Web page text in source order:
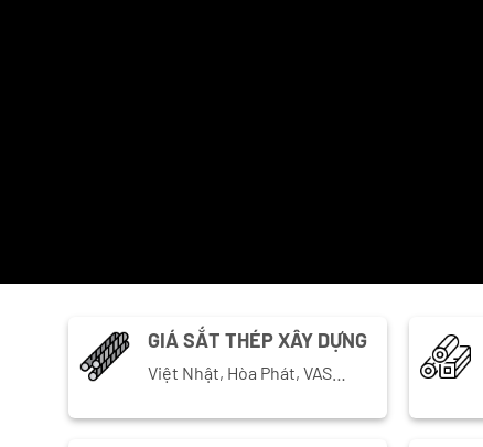
GIÁ SẮT THÉP XÂY DỰNG
Việt Nhật, Hòa Phát, VAS…